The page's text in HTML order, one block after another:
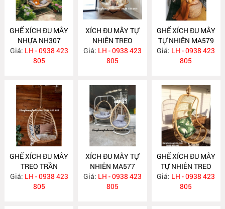
GHẾ XÍCH ĐU MÂY
NHỰA NH307
Giá: LH - 0938 423
805
XÍCH ĐU MÂY TỰ
NHIÊN TREO
TRẦN NHÀ MA580
Giá: LH - 0938 423
805
GHẾ XÍCH ĐU MÂY
TỰ NHIÊN MA579
Giá: LH - 0938 423
805
GHẾ XÍCH ĐU MÂY
TREO TRẦN
MA578
Giá: LH - 0938 423
805
XÍCH ĐU MÂY TỰ
NHIÊN MA577
Giá: LH - 0938 423
805
GHẾ XÍCH ĐU MÂY
TỰ NHIÊN TREO
TRẦN NHÀ MA576
Giá: LH - 0938 423
805